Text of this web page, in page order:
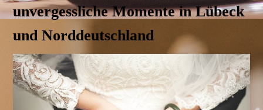
unvergessliche Momente in Lübeck
und Norddeutschland